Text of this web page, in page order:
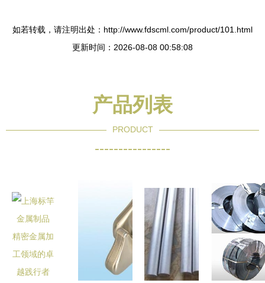
如若转载，请注明出处：http://www.fdscml.com/product/101.html
更新时间：2026-08-08 00:58:08
产品列表
PRODUCT
----------------